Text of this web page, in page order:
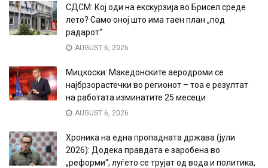
СДСМ: Кој оди на екскурзија во Брисел среде
лето? Само оној што има таен план „под
радарот“
AUGUST 6, 2026
Мицкоски: Македонските аеродроми се
најбрзорастечки во регионот – тоа е резултат
на работата изминатите 25 месеци
AUGUST 6, 2026
Хроника на една пропадната држава (јули
2026): Додека правдата е заробена во
„реформи“, луѓето се трујат од вода и политика,